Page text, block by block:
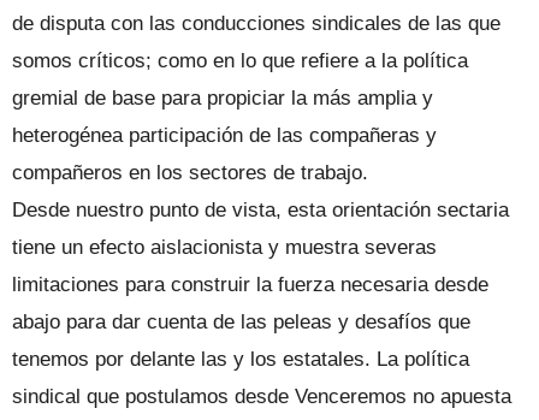
de disputa con las conducciones sindicales de las que
somos críticos; como en lo que refiere a la política
gremial de base para propiciar la más amplia y
heterogénea participación de las compañeras y
compañeros en los sectores de trabajo.
Desde nuestro punto de vista, esta orientación sectaria
tiene un efecto aislacionista y muestra severas
limitaciones para construir la fuerza necesaria desde
abajo para dar cuenta de las peleas y desafíos que
tenemos por delante las y los estatales. La política
sindical que postulamos desde Venceremos no apuesta